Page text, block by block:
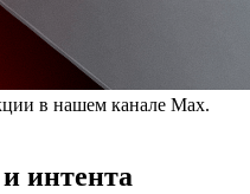
в нашем канале Max.
интента